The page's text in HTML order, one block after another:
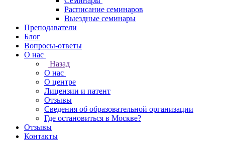
Расписание семинаров
Выездные семинары
Преподаватели
Блог
Вопросы-ответы
О нас
Назад
О нас
О центре
Лицензии и патент
Отзывы
Сведения об образовательной организации
Где остановиться в Москве?
Отзывы
Контакты